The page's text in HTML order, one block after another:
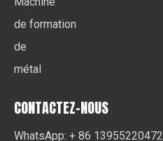
de formation
de
métal
CONTACTEZ-NOUS
WhatsApp: + 86 13955220472